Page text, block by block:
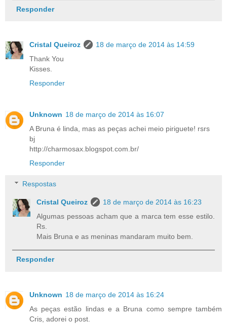
Responder
Cristal Queiroz
18 de março de 2014 às 14:59
Thank You
Kisses.
Responder
Unknown 18 de março de 2014 às 16:07
A Bruna é linda, mas as peças achei meio piriguete! rsrs
bj
http://charmosax.blogspot.com.br/
Responder
Respostas
Cristal Queiroz
18 de março de 2014 às 16:23
Algumas pessoas acham que a marca tem esse estilo.
Rs.
Mais Bruna e as meninas mandaram muito bem.
Responder
Unknown 18 de março de 2014 às 16:24
As peças estão lindas e a Bruna como sempre também
Cris, adorei o post.